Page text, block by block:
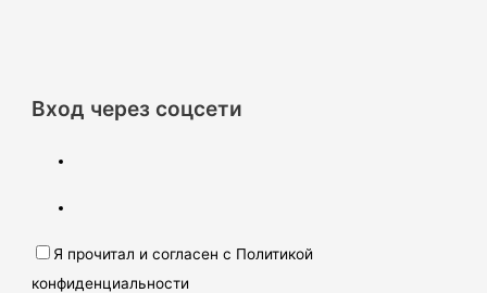
Вход через соцсети
Я прочитал и согласен с Политикой
конфиденциальности